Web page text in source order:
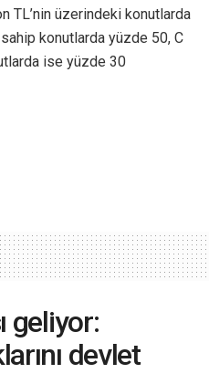
TL’nin üzerindeki konutlarda
sahip konutlarda yüzde 50, C
ise yüzde 30
geliyor:
devlet